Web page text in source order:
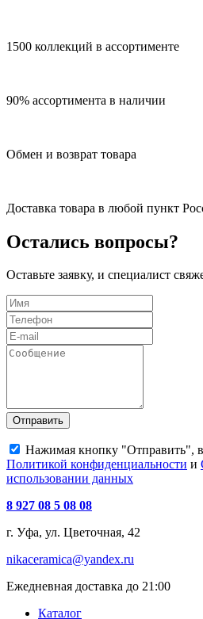
1500 коллекций в ассортименте
90% ассортимента в наличии
Обмен и возврат товара
Доставка товара в любой пункт
Остались вопросы?
Оставьте заявку, и специалист
Отправить
Нажимая кнопку "Отправить",
Политикой конфиденциальности и
использовании данных
8 927 08 5 08 08
г. Уфа, ул. Цветочная, 42
nikaceramica@yandex.ru
Ежедневная доставка до 21:00
Каталог